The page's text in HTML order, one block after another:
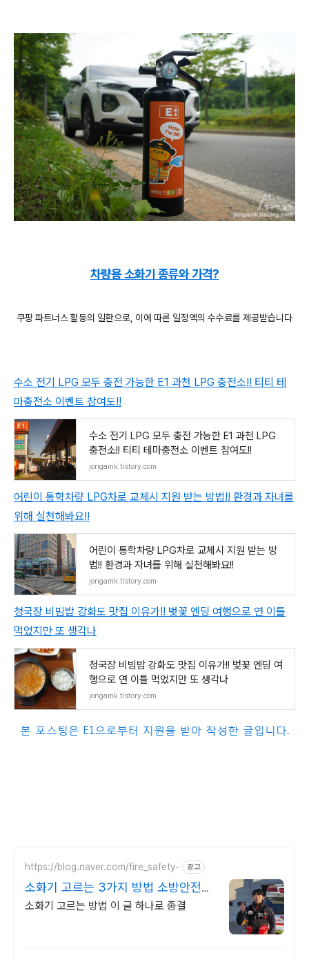
차량용 소화기 종류와 가격?
쿠팡 파트너스 활동의 일환으로, 이에 따른 일정액의 수수료를 제공받습니다
수소 전기 LPG 모두 충전 가능한 E1 과천 LPG 충전소!! 티티 테
마충전소 이벤트 참여도!!
수소 전기 LPG 모두 충전 가능한 E1 과천 LPG
충전소!! 티티 테마충전소 이벤트 참여도!!
jongamk.tistory.com
어린이 통학차량 LPG차로 교체시 지원 받는 방법!! 환경과 자녀를
위해 실천해봐요!!
어린이 통학차량 LPG차로 교체시 지원 받는 방
법!! 환경과 자녀를 위해 실천해봐요!!
jongamk.tistory.com
청국장 비빔밥 강화도 맛집 이유가!! 벚꽃 엔딩 여행으로 연 이틀
먹었지만 또 생각나
청국장 비빔밥 강화도 맛집 이유가!! 벚꽃 엔딩 여
행으로 연 이틀 먹었지만 또 생각나
jongamk.tistory.com
https://blog.naver.com/fire_safety- 광고
소화기 고르는 3가지 방법 소방안전교
육사가 직접 밝혔다
소화기 고르는 방법 이 글 하나로 종결